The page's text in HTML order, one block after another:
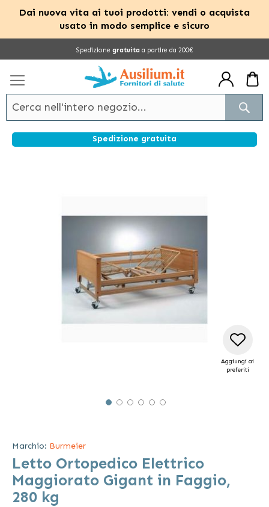
Dai nuova vita ai tuoi prodotti: vendi o acquista
usato in modo semplice e sicuro
Spedizione gratuita a partire da 200€
Spedizione gratuita
galleria
immagini
Aggiungi ai
preferiti
Marchio: Burmeier
Letto Ortopedico Elettrico
Maggiorato Gigant in Faggio,
280 kg